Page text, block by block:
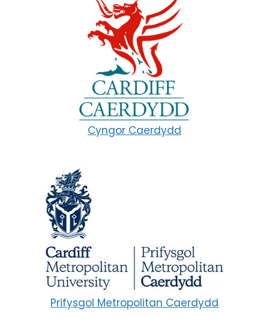
Cyngor Caerdydd
Prifysgol Metropolitan Caerdydd